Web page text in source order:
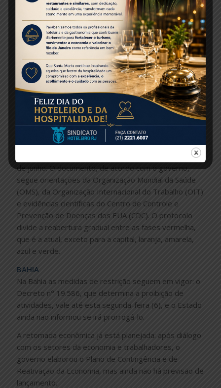
No interior do Estado segue em vigência o decreto de
isolamento social. Segundo o governador, Renan Filho,
no interior ainda não há clareza da redução dos casos,
por isso as demais cidades seguem na fase vermelha,
para que haja mais tempo para consolidação da
tendência de queda nos próximos dias. O governo do
estado pretende continuar com a ampliação de leitos
no interior, além de intensificar a fiscalização nos
municípios.
O Estado definiu um protocolo sanitário específico,
publicado no Diário Oficial do Estado no último dia 15
de junho. O documento, de acordo com o governo,
segue orientações da Organização Mundial da Saúde
(OMS), da Organização Internacional do Trabalho (OIT)
e evidências científicas do Centro de Controle e
Prevenção de Doenças dos EUA (CDC). O protocolo
divide a reabertura gradual entre as fases vermelha,
que é a atual, exceto para a capital, laranja, amarela,
azul e verde.
BAHIA
Na Bahia as medidas de restrição seguem em vigor: o
Decreto n° 19.586, que determina a proibição de
atividades, vale até esta segunda-feira (6), e o Estado
ainda não informou se irá prorrogá-lo.
A retomada econômica já está planejada: após diálogo
com os setores da economia e trabalhadores, o
governo elaborou o Plano de Contingência e de
Reativação da Economia, mas ainda não há previsão de
lançamento.